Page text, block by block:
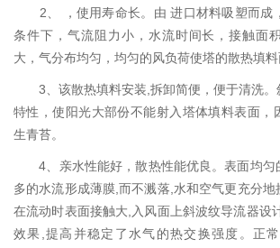
2、 ，使用寿命长。由 进口材料吸塑而成
条件下，气流阻力小，水流时间长，接触面
大，气分布均匀，均匀的风负荷使塔的散热填料
3、该散热填料安装,拆卸简便，便于清洗。
特性，使阳光大部份不能射入塔体填料表面，
生青苔。
4、亲水性能好，散热性能优良。表面均匀
多的水流形成薄膜,而不溅落,水和空气更充分
在流动时表面接触大,入风面上斜波纹导流器设
效果,提高并稳定了水气的热交换强度。正